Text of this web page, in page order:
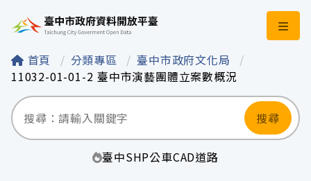
臺中市政府資料開
首頁 分類專區
臺中市政府文化局
11032-01-01-2 臺中市演藝團體立案數概況
搜尋
臺中SHP公車CAD道路